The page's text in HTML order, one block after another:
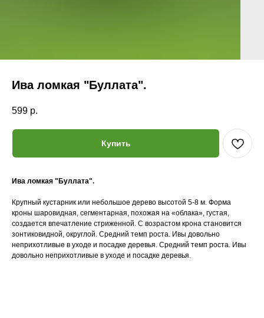
Ива ломкая "Буллата".
599 р.
Купить
Ива ломкая "Буллата".
Крупный кустарник или небольшое дерево высотой 5-8 м. Форма
кроны шаровидная, сегментарная, похожая на «облака», густая,
создается впечатление стриженной. С возрастом крона становится
зонтиковидной, округлой. Средний темп роста. Ивы довольно
неприхотливые в уходе и посадке деревья. Средний темп роста. Ивы
довольно неприхотливые в уходе и посадке деревья.